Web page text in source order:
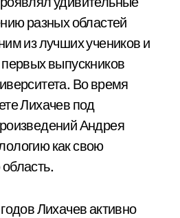
разных областей
из лучших учеников и
выпускников
Во время
Лихачев под
Андрея
как свою
Лихачев активно